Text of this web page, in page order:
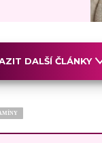
DALŠÍ ČLÁNKY